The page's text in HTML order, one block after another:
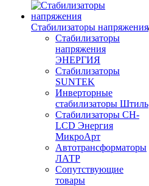
Стабилизаторы напряжения
Стабилизаторы
напряжения
ЭНЕРГИЯ
Стабилизаторы
SUNTEK
Инверторные
стабилизаторы Штиль
Стабилизаторы СН-
LCD Энepгия
МикроАрт
Автотрансформаторы
ЛАТР
Сопутствующие
товары